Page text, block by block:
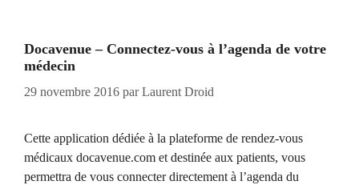
Docavenue – Connectez-vous à l’agenda de votre
médecin
29 novembre 2016 parLaurent Droid
Cette application dédiée à la plateforme de rendez-vous
médicaux docavenue.com et destinée aux patients, vous
permettra de vous connecter directement à l’agenda du